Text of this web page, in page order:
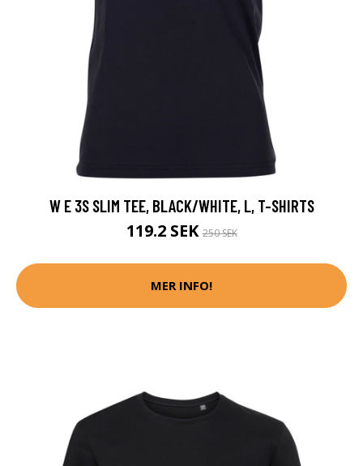
W E 3S SLIM TEE, BLACK/WHITE, L, T-SHIRTS
119.2 SEK250 SEK
MER INFO!